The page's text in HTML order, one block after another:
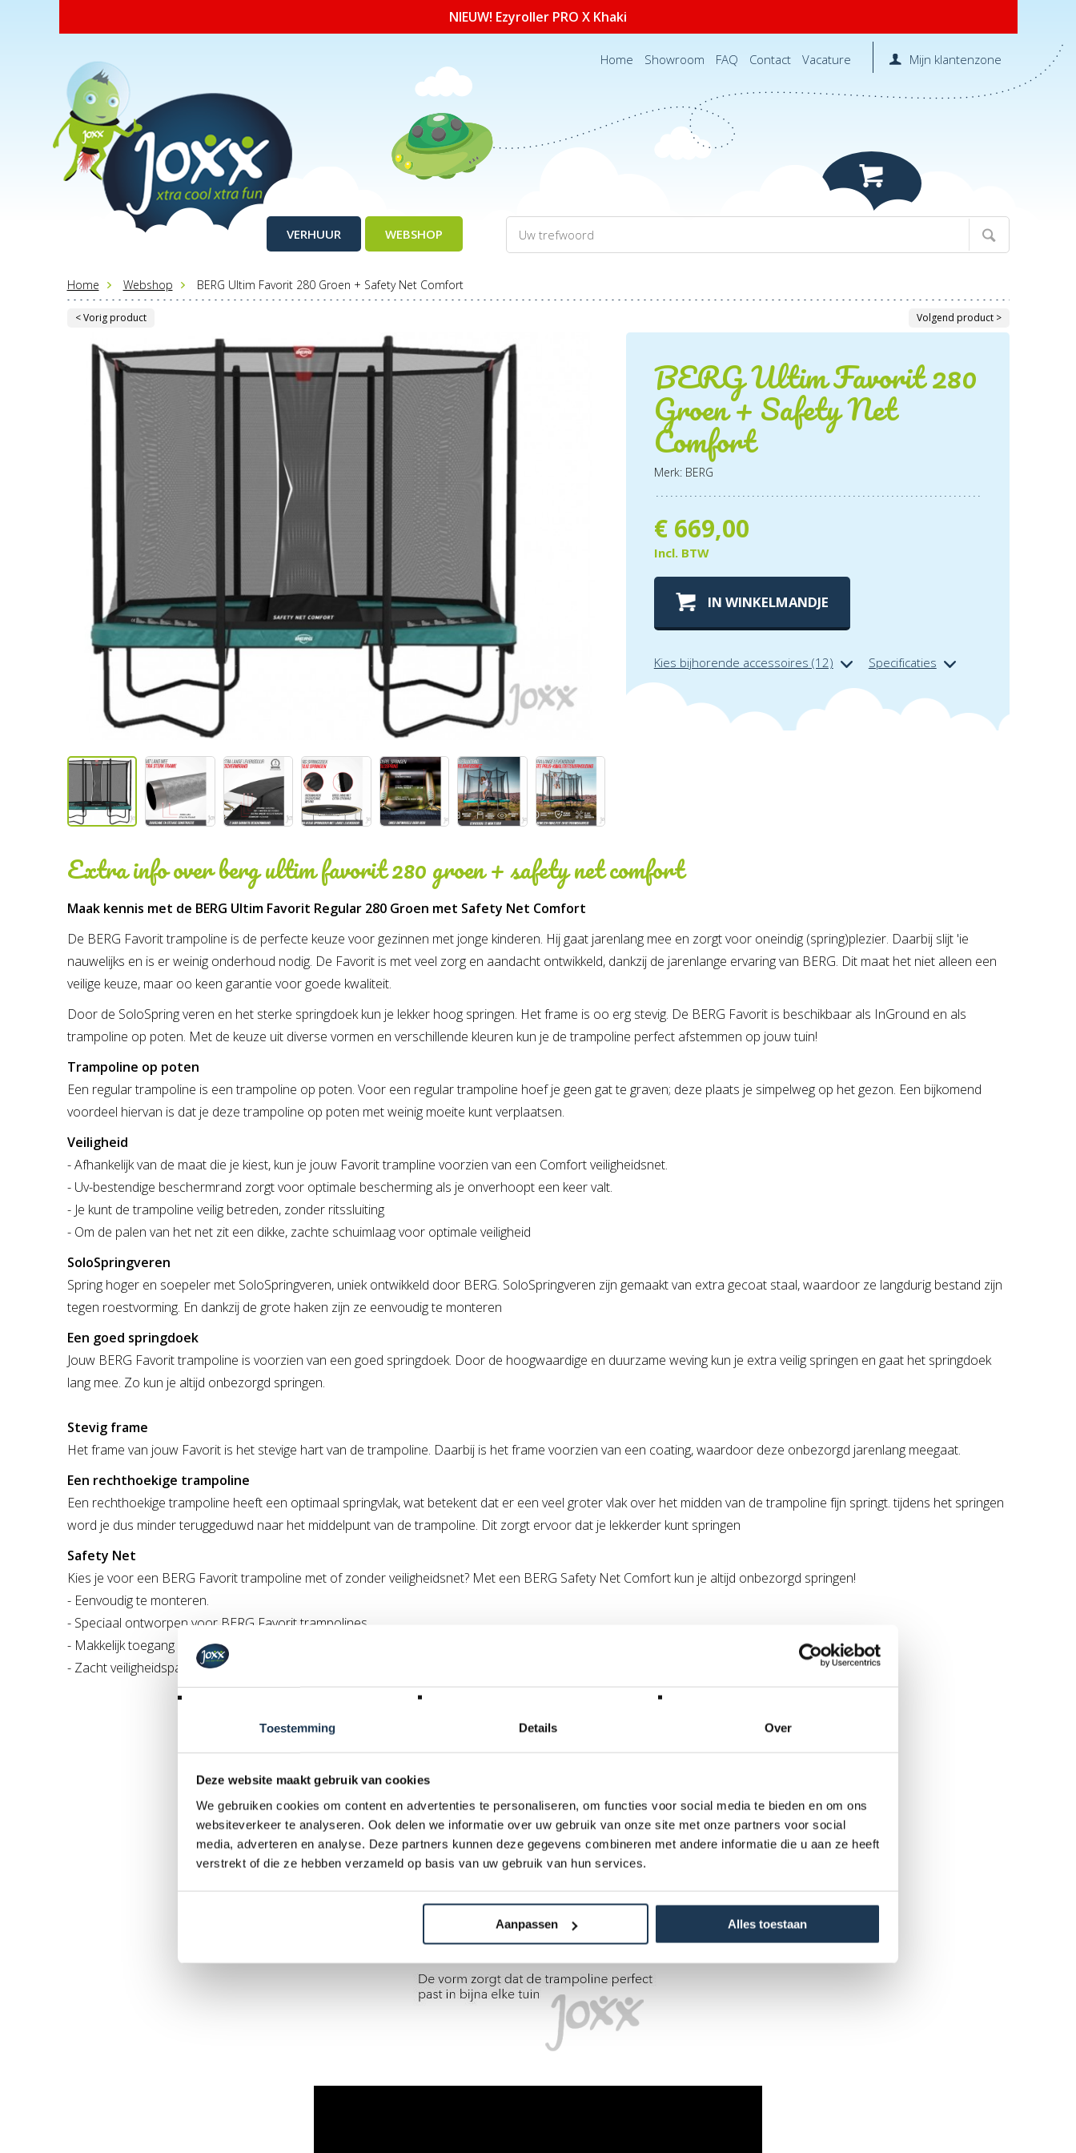
Toestemming Details Over
Deze website maakt gebruik van cookies
We gebruiken cookies om content en advertenties te personaliseren, om functies voor social media te bieden en om ons
websiteverkeer te analyseren. Ook delen we informatie over uw gebruik van onze site met onze partners voor social
media, adverteren en analyse. Deze partners kunnen deze gegevens combineren met andere informatie die u aan ze heeft
verstrekt of die ze hebben verzameld op basis van uw gebruik van hun services.
Aanpassen Alles toestaan
NIEUW! Ezyroller PRO X Khaki
Home Showroom FAQ Contact Vacature Mijn klantenzone
VERHUUR WEBSHOP
Home Webshop BERG Ultim Favorit 280 Groen + Safety Net Comfort
< Vorig product Volgend product >
BERG Ultim Favorit 280
Groen + Safety Net
Comfort
Merk: BERG
€ 669,00
Incl. BTW
IN WINKELMANDJE
Kies bijhorende accessoires (12) Specificaties
Extra info overberg ultim favorit 280 groen + safety net comfort
Maak kennis met de BERG Ultim Favorit Regular 280 Groen met Safety Net Comfort
De BERG Favorit trampoline is de perfecte keuze voor gezinnen met jonge kinderen. Hij gaat jarenlang mee en zorgt voor oneindig (spring)plezier. Daarbij slijt 'ie
nauwelijks en is er weinig onderhoud nodig. De Favorit is met veel zorg en aandacht ontwikkeld, dankzij de jarenlange ervaring van BERG. Dit maat het niet alleen een
veilige keuze, maar oo keen garantie voor goede kwaliteit.
Door de SoloSpring veren en het sterke springdoek kun je lekker hoog springen. Het frame is oo erg stevig. De BERG Favorit is beschikbaar als InGround en als
trampoline op poten. Met de keuze uit diverse vormen en verschillende kleuren kun je de trampoline perfect afstemmen op jouw tuin!
Trampoline op poten
Een regular trampoline is een trampoline op poten. Voor een regular trampoline hoef je geen gat te graven; deze plaats je simpelweg op het gezon. Een bijkomend
voordeel hiervan is dat je deze trampoline op poten met weinig moeite kunt verplaatsen.
Veiligheid
- Afhankelijk van de maat die je kiest, kun je jouw Favorit trampline voorzien van een Comfort veiligheidsnet.
- Uv-bestendige beschermrand zorgt voor optimale bescherming als je onverhoopt een keer valt.
- Je kunt de trampoline veilig betreden, zonder ritssluiting
- Om de palen van het net zit een dikke, zachte schuimlaag voor optimale veiligheid
SoloSpringveren
Spring hoger en soepeler met SoloSpringveren, uniek ontwikkeld door BERG. SoloSpringveren zijn gemaakt van extra gecoat staal, waardoor ze langdurig bestand zijn
tegen roestvorming. En dankzij de grote haken zijn ze eenvoudig te monteren
Een goed springdoek
Jouw BERG Favorit trampoline is voorzien van een goed springdoek. Door de hoogwaardige en duurzame weving kun je extra veilig springen en gaat het springdoek
lang mee. Zo kun je altijd onbezorgd springen.
Stevig frame
Het frame van jouw Favorit is het stevige hart van de trampoline. Daarbij is het frame voorzien van een coating, waardoor deze onbezorgd jarenlang meegaat.
Een rechthoekige trampoline
Een rechthoekige trampoline heeft een optimaal springvlak, wat betekent dat er een veel groter vlak over het midden van de trampoline fijn springt. tijdens het springen
word je dus minder teruggeduwd naar het middelpunt van de trampoline. Dit zorgt ervoor dat je lekkerder kunt springen
Safety Net
Kies je voor een BERG Favorit trampoline met of zonder veiligheidsnet? Met een BERG Safety Net Comfort kun je altijd onbezorgd springen!
- Eenvoudig te monteren.
- Speciaal ontworpen voor BERG Favorit trampolines.
- Makkelijk toegang door de zelfsluitende ingang
- Zacht veiligheidspalen
U hebt gekozen voor een
trampoline